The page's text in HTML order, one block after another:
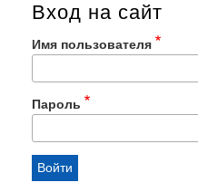
Вход на сайт
Имя пользователя
Пароль